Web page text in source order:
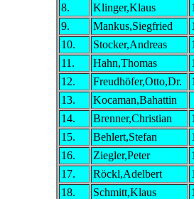
8.
Klinger,Klaus
9.
Mankus,Siegfried
10.
Stocker,Andreas
11.
Hahn,Thomas
12.
Freudhöfer,Otto,Dr.
13.
Kocaman,Bahattin
14.
Brenner,Christian
15.
Behlert,Stefan
16.
Ziegler,Peter
17.
Röckl,Adelbert
18.
Schmitt,Klaus